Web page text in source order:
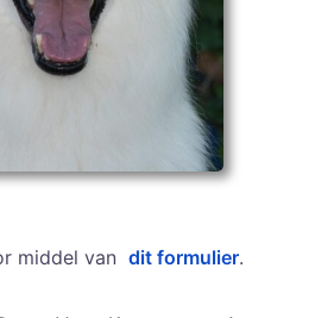
middel van dit formulier.